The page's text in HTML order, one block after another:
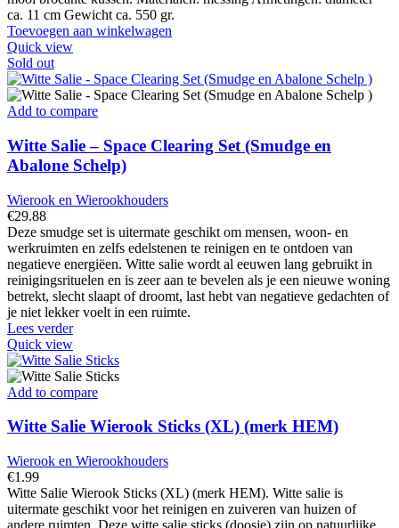
ca. 11 cm Gewicht ca. 550 gr.
Toevoegen aan winkelwagen
Quick view
Sold out
Add to compare
Witte Salie – Space Clearing Set (Smudge en
Abalone Schelp)
Wierook en Wierookhouders
€29.88
Deze smudge set is uitermate geschikt om mensen, woon- en
werkruimten en zelfs edelstenen te reinigen en te ontdoen van
negatieve energiëen. Witte salie wordt al eeuwen lang gebruikt in
reinigingsrituelen en is zeer aan te bevelen als je een nieuwe woning
betrekt, slecht slaapt of droomt, last hebt van negatieve gedachten of
je niet lekker voelt in een ruimte.
Lees verder
Quick view
Add to compare
Witte Salie Wierook Sticks (XL) (merk HEM)
Wierook en Wierookhouders
€1.99
Witte Salie Wierook Sticks (XL) (merk HEM). Witte salie is
uitermate geschikt voor het reinigen en zuiveren van huizen of
andere ruimten. Deze witte salie sticks (doosje) zijn op natuurlijke